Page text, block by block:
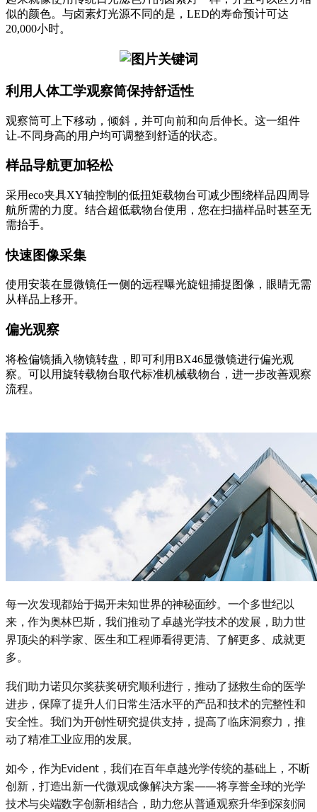
似的颜色。与卤素灯光源不同的是，LED的寿命预计可达
20,000小时。
利用人体工学观察筒保持舒适性
观察筒可上下移动，倾斜，并可向前和向后伸长。这一组件
让-不同身高的用户均可调整到舒适的状态。
样品导航更加轻松
采用eco夹具XY轴控制的低扭矩载物台可减少围绕样品四周导
航所需的力度。结合超低载物台使用，您在扫描样品时甚至无
需抬手。
快速图像采集
使用安装在显微镜任一侧的远程曝光旋钮捕捉图像，眼睛无需
从样品上移开。
偏光观察
将检偏镜插入物镜转盘，即可利用BX46显微镜进行偏光观
察。可以用旋转载物台取代标准机械载物台，进一步改善观察
流程。
每一次发现都始于揭开未知世界的神秘面纱。一个多世纪以
来，作为奥林巴斯，我们推动了卓越光学技术的发展，助力世
界顶尖的科学家、医生和工程师看得更清、了解更多、成就更
多。
我们助力诺贝尔奖获奖研究顺利进行，推动了拯救生命的医学
进步，保障了提升人们日常生活水平的产品和技术的完整性和
安全性。我们为开创性研究提供支持，提高了临床洞察力，推
动了精准工业应用的发展。
如今，作为Evident，我们在百年卓越光学传统的基础上，不断
创新，打造出新一代微观成像解决方案——将享誉全球的光学
技术与尖端数字创新相结合，助力您从普通观察升华到深刻洞